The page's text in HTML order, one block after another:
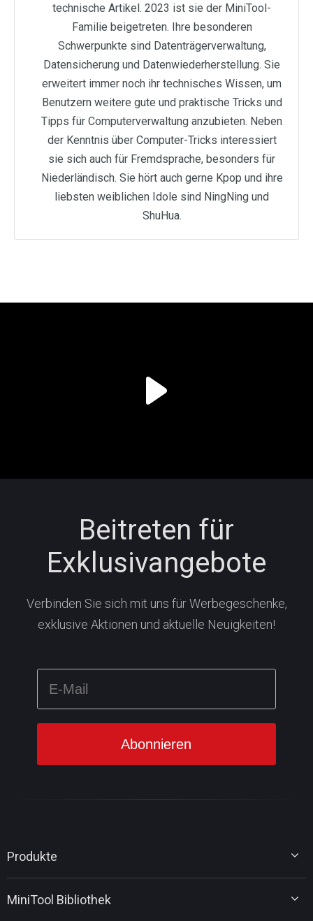
technische Artikel. 2023 ist sie der MiniTool-
Familie beigetreten. Ihre besonderen
Schwerpunkte sind Datenträgerverwaltung,
Datensicherung und Datenwiederherstellung. Sie
erweitert immer noch ihr technisches Wissen, um
Benutzern weitere gute und praktische Tricks und
Tipps für Computerverwaltung anzubieten. Neben
der Kenntnis über Computer-Tricks interessiert
sie sich auch für Fremdsprache, besonders für
Niederländisch. Sie hört auch gerne Kpop und ihre
liebsten weiblichen Idole sind NingNing und
ShuHua.
Beitreten für
Exklusivangebote
Verbinden Sie sich mit uns für Werbegeschenke,
exklusive Aktionen und aktuelle Neuigkeiten!
Produkte
MiniTool Power Data Recovery
MiniTool Bibliothek